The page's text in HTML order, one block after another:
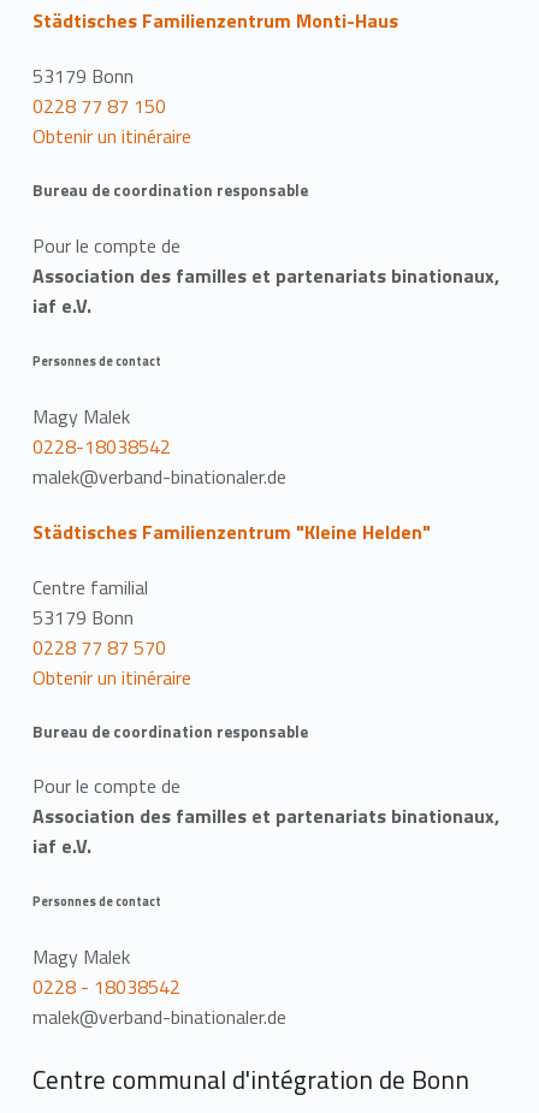
Städtisches Familienzentrum Monti-Haus
53179 Bonn
0228 77 87 150
Obtenir un itinéraire
Bureau de coordination responsable
Pour le compte de
Association des familles et partenariats binationaux,
iaf e.V.
Personnes de contact
Magy Malek
0228-18038542
malek@verband-binationaler.de
Städtisches Familienzentrum "Kleine Helden"
Centre familial
53179 Bonn
0228 77 87 570
Obtenir un itinéraire
Bureau de coordination responsable
Pour le compte de
Association des familles et partenariats binationaux,
iaf e.V.
Personnes de contact
Magy Malek
0228 - 18038542
malek@verband-binationaler.de
Centre communal d'intégration de Bonn